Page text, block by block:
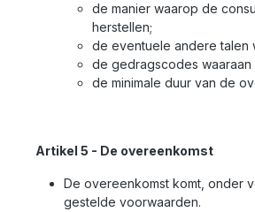
de manier waarop de
herstellen;
de eventuele andere talen
de gedragscodes
de minimale duur van de
Artikel 5 - De overeenkomst
De overeenkomst komt, onder
gestelde voorwaarden.